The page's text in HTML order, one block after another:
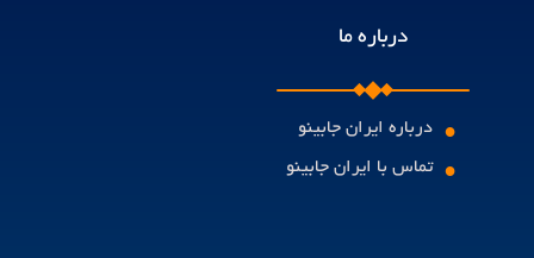
درباره ما
• درباره ایران جابینو
• تماس با ایران جابینو